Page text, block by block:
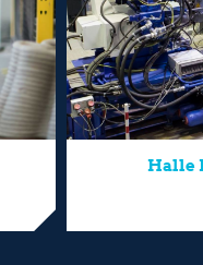
Halle